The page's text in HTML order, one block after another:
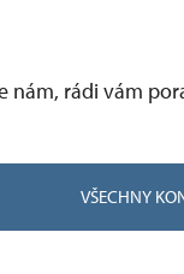
nám, rádi vám
VŠECHNY